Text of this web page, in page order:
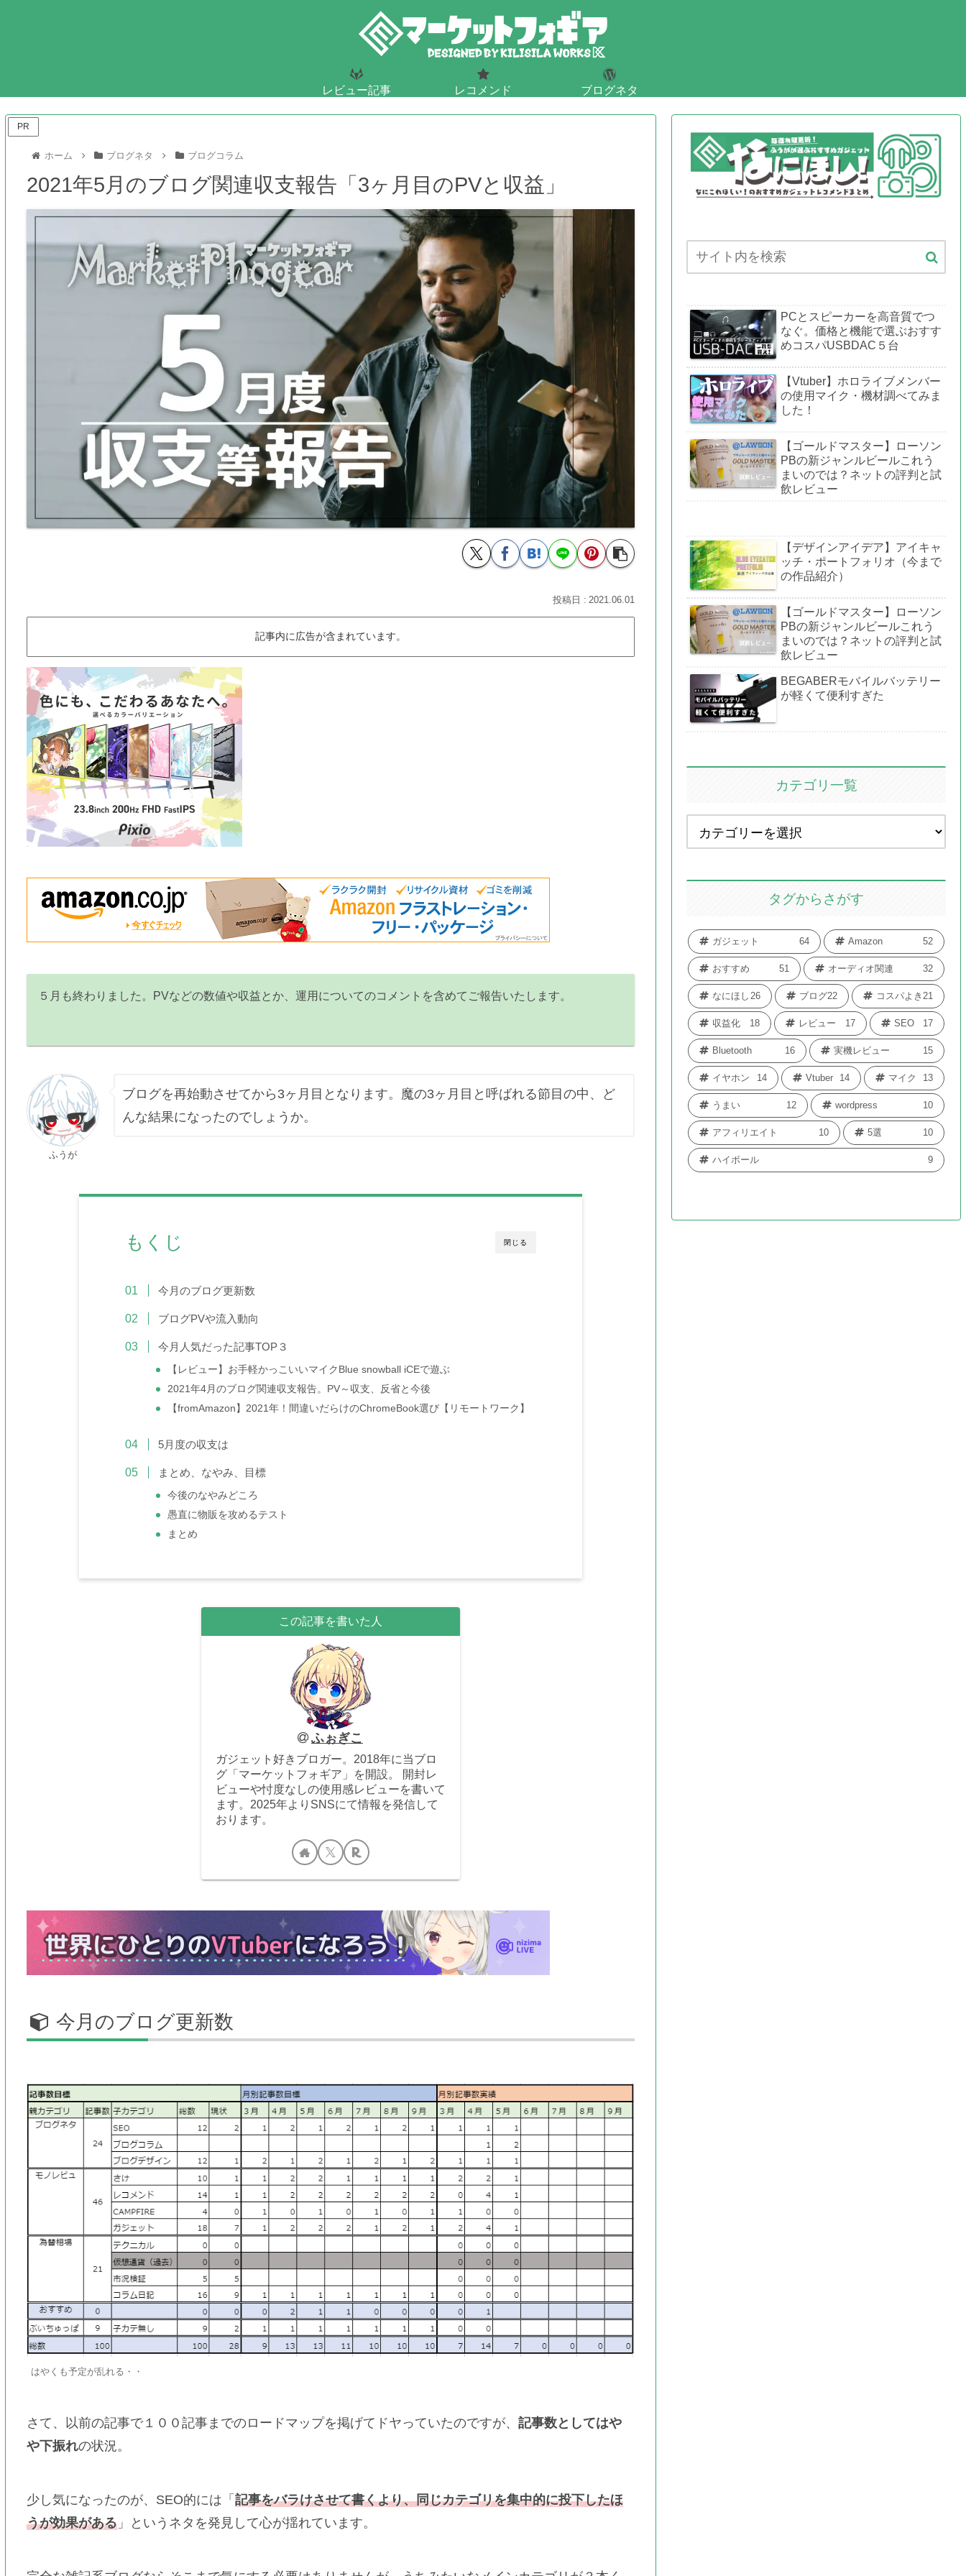
レビュー記事
ガジェットや酒のレビュー
レコメンド
おすすめ
ブログネタ
ブログデザイン・SEO
PR
ホーム ブログネタ ブログコラム
2021年5月のブログ関連収支報告「3ヶ月目のPVと収益」
2021.06.01
記事内に広告が含まれています。
５月も終わりました。PVなどの数値や収益とか、運用についてのコメントを含めてご報告いたします。
ふうが
ブログを再始動させてから3ヶ月目となります。魔の3ヶ月目と呼ばれる節目の中、ど
んな結果になったのでしょうか。
閉じる
もくじ
今月のブログ更新数
ブログPVや流入動向
今月人気だった記事TOP３
【レビュー】お手軽かっこいいマイクBlue snowball iCEで遊ぶ
2021年4月のブログ関連収支報告。PV～収支、反省と今後
【fromAmazon】2021年！間違いだらけのChromeBook選び【リモートワーク】
5月度の収支は
まとめ、なやみ、目標
今後のなやみどころ
愚直に物販を攻めるテスト
まとめ
この記事を書いた人
ふぉぎこ
ガジェット好きブロガー。2018年に当ブロ
グ「マーケットフォギア」を開設。 開封レ
ビューや忖度なしの使用感レビューを書いて
ます。2025年よりSNSにて情報を発信して
おります。
今月のブログ更新数
はやくも予定が乱れる・・
さて、以前の記事で１００記事までのロードマップを掲げてドヤっていたのですが、 記事数としてはや
や下振れの状況。
少し気になったのが、SEO的には「 記事をバラけさせて書くより、同じカテゴリを集中的に投下したほ
うが効果がある」というネタを発見して心が揺れています。
PCとスピーカーを高音質でつ
なぐ。価格と機能で選ぶおすす
めコスパUSBDAC５台
【Vtuber】ホロライブメンバー
の使用マイク・機材調べてみま
した！
【ゴールドマスター】ローソン
PBの新ジャンルビールこれう
まいのでは？ネットの評判と試
飲レビュー
【デザインアイデア】アイキャ
ッチ・ポートフォリオ（今まで
の作品紹介）
【ゴールドマスター】ローソン
PBの新ジャンルビールこれう
まいのでは？ネットの評判と試
飲レビュー
BEGABERモバイルバッテリー
が軽くて便利すぎた
カテゴリ一覧
タグからさがす
ガジェット 64 Amazon 52
おすすめ 51 オーディオ関連 32
なにほし 26 ブログ22 コスパよき21
収益化 18 レビュー 17 SEO 17
Bluetooth 16 実機レビュー 15
イヤホン 14 Vtuber 14 マイク 13
うまい 12 wordpress 10
アフィリエイト 10 5選 10
ハイボール 9